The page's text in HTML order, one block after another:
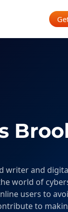
writer and
world of
users to
to